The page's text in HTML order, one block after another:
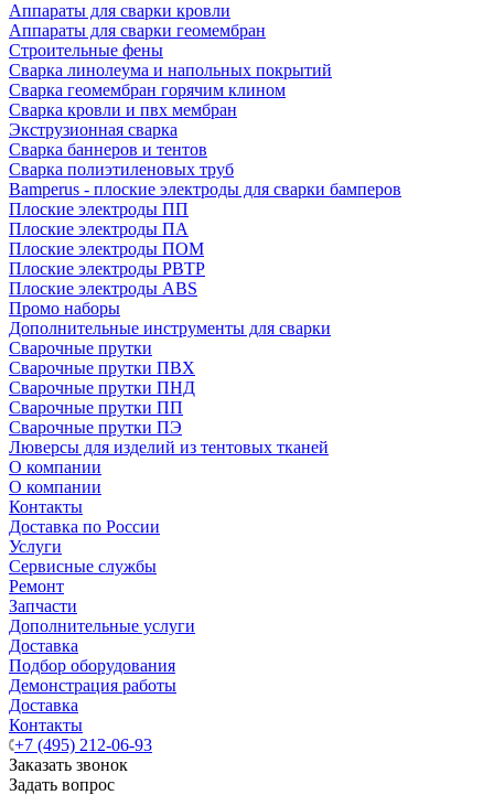
Аппараты для сварки кровли
Аппараты для сварки геомембран
Строительные фены
Сварка линолеума и напольных покрытий
Сварка геомембран горячим клином
Сварка кровли и пвх мембран
Экструзионная сварка
Сварка баннеров и тентов
Сварка полиэтиленовых труб
Bamperus - плоские электроды для сварки бамперов
Плоские электроды ПП
Плоские электроды ПА
Плоские электроды ПОМ
Плоские электроды РВТР
Плоские электроды ABS
Промо наборы
Дополнительные инструменты для сварки
Сварочные прутки
Сварочные прутки ПВХ
Сварочные прутки ПНД
Сварочные прутки ПП
Сварочные прутки ПЭ
Люверсы для изделий из тентовых тканей
О компании
О компании
Контакты
Доставка по России
Услуги
Сервисные службы
Ремонт
Запчасти
Дополнительные услуги
Доставка
Подбор оборудования
Демонстрация работы
Доставка
Контакты
+7 (495) 212-06-93
Заказать звонок
Задать вопрос